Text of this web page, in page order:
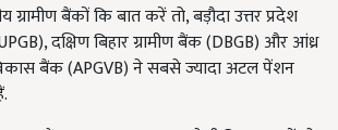
ग्रामीण बैंकों कि बात करें तो, बड़ौदा उत्तर प्रदेश
दक्षिण बिहार ग्रामीण बैंक (DBGB) और आंध्र
बैंक (APGVB) ने सबसे ज्यादा अटल पेंशन